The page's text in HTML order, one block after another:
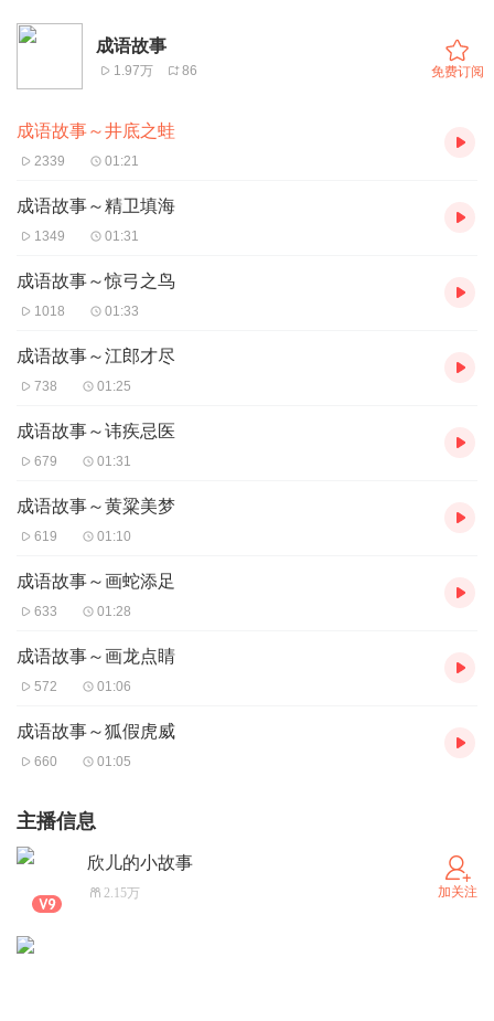
成语故事
1.97万 86 免费订阅
成语故事～井底之蛙
2339 01:21
成语故事～精卫填海
1349 01:31
成语故事～惊弓之鸟
1018 01:33
成语故事～江郎才尽
738 01:25
成语故事～讳疾忌医
679 01:31
成语故事～黄粱美梦
619 01:10
成语故事～画蛇添足
633 01:28
成语故事～画龙点睛
572 01:06
成语故事～狐假虎威
660 01:05
主播信息
欣儿的小故事
2.15万 加关注